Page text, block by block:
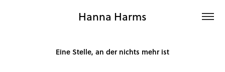
Hanna Harms
Eine Stelle, an der nichts mehr ist